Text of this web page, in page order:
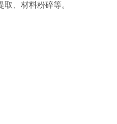
、材料粉碎等。